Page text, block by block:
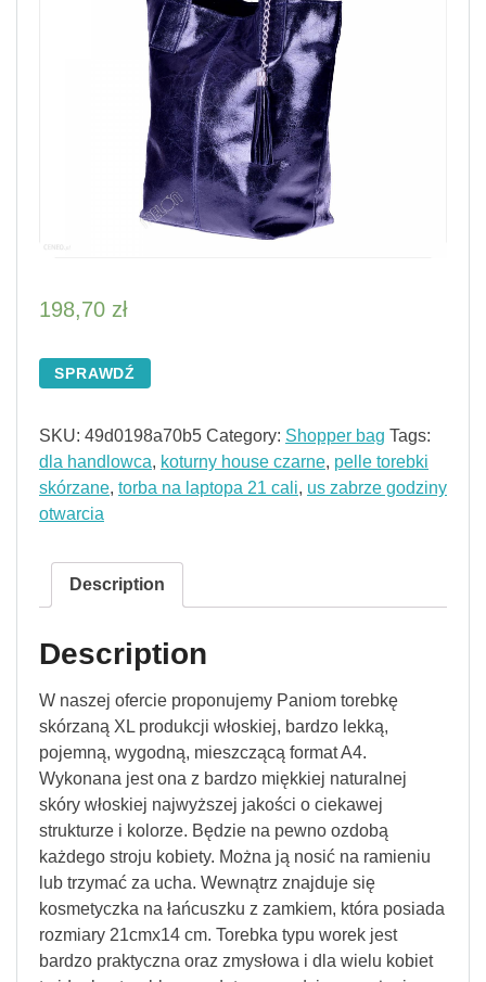
198,70 zł
SPRAWDŹ
SKU: 49d0198a70b5 Category: Shopper bag Tags:
dla handlowca, koturny house czarne, pelle torebki
skórzane, torba na laptopa 21 cali, us zabrze godziny
otwarcia
Description
Description
W naszej ofercie proponujemy Paniom torebkę
skórzaną XL produkcji włoskiej, bardzo lekką,
pojemną, wygodną, mieszczącą format A4.
Wykonana jest ona z bardzo miękkiej naturalnej
skóry włoskiej najwyższej jakości o ciekawej
strukturze i kolorze. Będzie na pewno ozdobą
każdego stroju kobiety. Można ją nosić na ramieniu
lub trzymać za ucha. Wewnątrz znajduje się
kosmetyczka na łańcuszku z zamkiem, która posiada
rozmiary 21cmx14 cm. Torebka typu worek jest
bardzo praktyczna oraz zmysłowa i dla wielu kobiet